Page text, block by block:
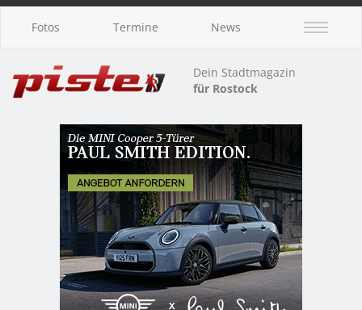
Fotos Termine News
Dein Stadtmagazin
für Rostock